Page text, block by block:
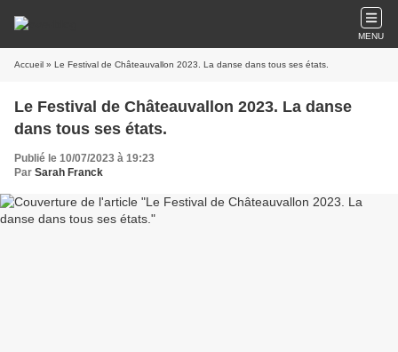
MENU
Accueil » Le Festival de Châteauvallon 2023. La danse dans tous ses états.
Le Festival de Châteauvallon 2023. La danse
dans tous ses états.
Publié le 10/07/2023 à 19:23
Par Sarah Franck